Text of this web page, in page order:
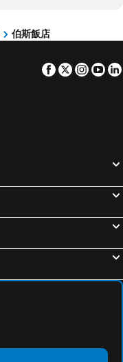
伯斯飯店
Facebook
Twitter